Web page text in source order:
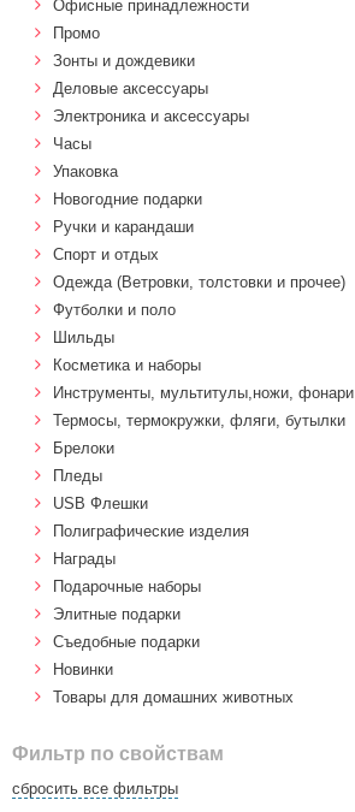
Офисные принадлежности
Промо
Зонты и дождевики
Деловые аксессуары
Электроника и аксессуары
Часы
Упаковка
Новогодние подарки
Ручки и карандаши
Спорт и отдых
Одежда (Ветровки, толстовки и прочее)
Футболки и поло
Шильды
Косметика и наборы
Инструменты, мультитулы,ножи, фонари
Термосы, термокружки, фляги, бутылки
Брелоки
Пледы
USB Флешки
Полиграфические изделия
Награды
Подарочные наборы
Элитные подарки
Cъедобные подарки
Новинки
Товары для домашних животных
Фильтр по свойствам
сбросить все фильтры